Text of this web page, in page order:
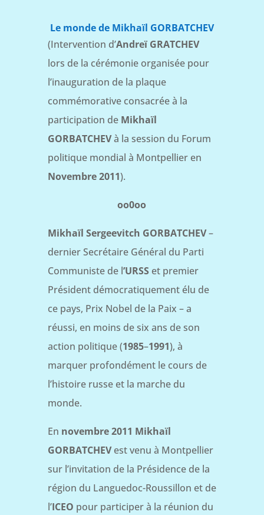
Le monde de Mikhaïl GORBATCHEV
(Intervention d’Andreï GRATCHEV
lors de la cérémonie organisée pour
l’inauguration de la plaque
commémorative consacrée à la
participation de Mikhaïl
GORBATCHEVà la session du Forum
politique mondial à Montpellier en
Novembre 2011).
oo0oo
Mikhaïl Sergeevitch GORBATCHEV–
dernier Secrétaire Général du Parti
Communiste de l’URSSet premier
Président démocratiquement élu de
ce pays, Prix Nobel de la Paix – a
réussi, en moins de six ans de son
action politique (1985–1991), à
marquer profondément le cours de
l’histoire russe et la marche du
monde.
En novembre 2011 Mikhaïl
GORBATCHEVest venu à Montpellier
sur l’invitation de la Présidence de la
région du Languedoc-Roussillon et de
l’ICEO pour participer à la réunion du